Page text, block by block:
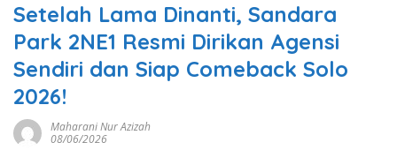
Setelah Lama Dinanti, Sandara
Park 2NE1 Resmi Dirikan Agensi
Sendiri dan Siap Comeback Solo
2026!
Maharani Nur Azizah
08/06/2026